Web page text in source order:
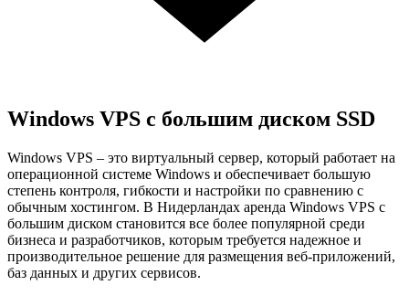
Windows VPS с большим диском SSD
Windows VPS – это виртуальный сервер, который работает на
операционной системе Windows и обеспечивает большую
степень контроля, гибкости и настройки по сравнению с
обычным хостингом. В Нидерландах аренда Windows VPS с
большим диском становится все более популярной среди
бизнеса и разработчиков, которым требуется надежное и
производительное решение для размещения веб-приложений,
баз данных и других сервисов.